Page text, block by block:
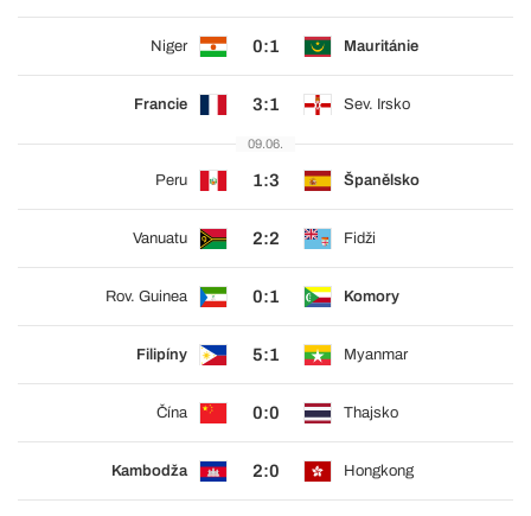
Niger 0:1 Mauritánie
Francie 3:1 Sev. Irsko
09.06.
Peru 1:3 Španělsko
Vanuatu 2:2 Fidži
Rov. Guinea 0:1 Komory
Filipíny 5:1 Myanmar
Čína 0:0 Thajsko
Kambodža 2:0 Hongkong